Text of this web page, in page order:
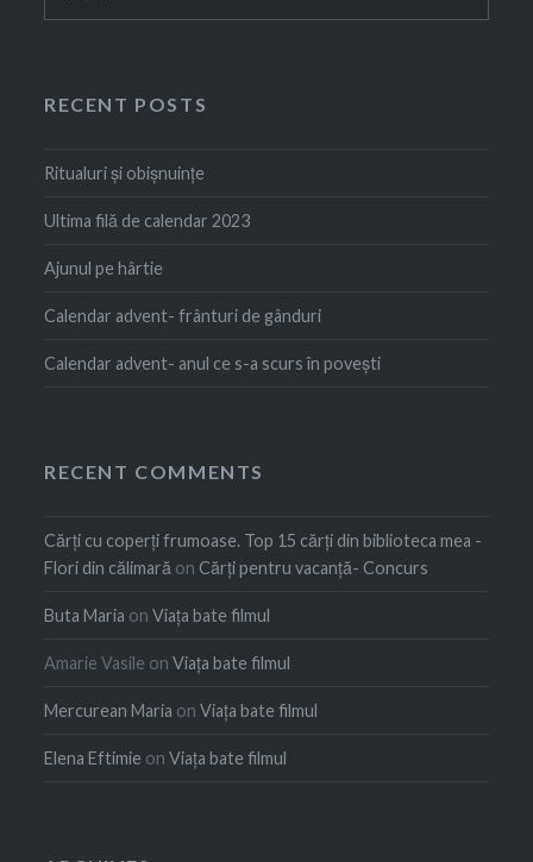
for:
RECENT POSTS
Ritualuri și obișnuințe
Ultima filă de calendar 2023
Ajunul pe hârtie
Calendar advent- frânturi de gânduri
Calendar advent- anul ce s-a scurs în povești
RECENT COMMENTS
Cărți cu coperți frumoase. Top 15 cărți din biblioteca mea -
Flori din călimară on Cărți pentru vacanță- Concurs
Buta Maria onViața bate filmul
Amarie Vasile onViața bate filmul
Mercurean Maria onViața bate filmul
Elena Eftimie onViața bate filmul